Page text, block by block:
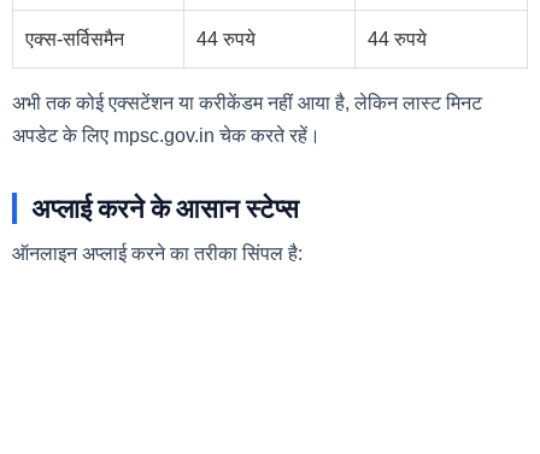
एक्स-सर्विसमैन 44 रुपये 44 रुपये
अभी तक कोई एक्सटेंशन या करीकेंडम नहीं आया है, लेकिन लास्ट मिनट
अपडेट के लिए mpsc.gov.in चेक करते रहें।
अप्लाई करने के आसान स्टेप्स
ऑनलाइन अप्लाई करने का तरीका सिंपल है: